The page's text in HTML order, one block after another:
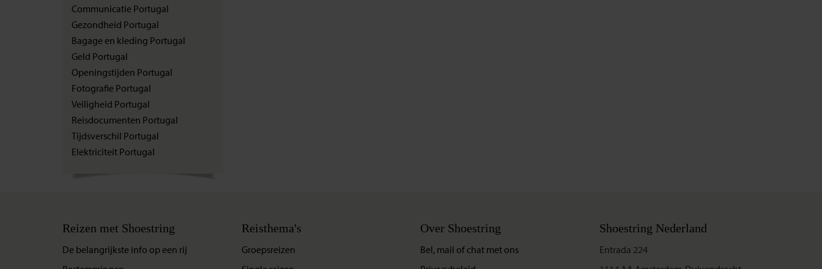
Communicatie Portugal
Gezondheid Portugal
Bagage en kleding Portugal
Geld Portugal
Openingstijden Portugal
Fotografie Portugal
Veiligheid Portugal
Reisdocumenten Portugal
Tijdsverschil Portugal
Elektriciteit Portugal
Reizen met Shoestring
De belangrijkste info op een rij
Reisthema's
Groepsreizen
Over Shoestring
Bel, mail of chat met ons
Shoestring Nederland
Entrada 224